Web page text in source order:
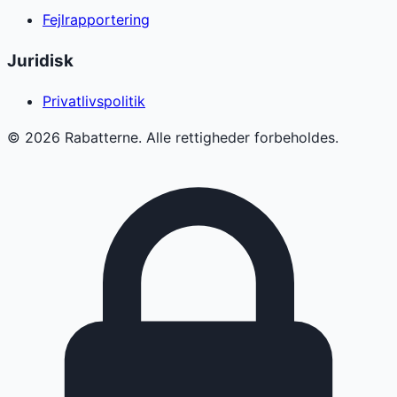
Fejlrapportering
Juridisk
Privatlivspolitik
© 2026 Rabatterne. Alle rettigheder forbeholdes.